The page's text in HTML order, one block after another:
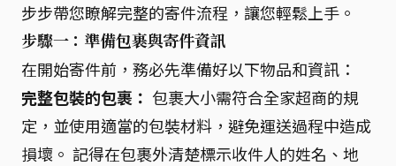
步步帶您瞭解完整的寄件流程，讓您輕鬆上手。
步驟一：準備包裹與寄件資訊
在開始寄件前，務必先準備好以下物品和資訊：
完整包裝的包裹： 包裹大小需符合全家超商的規
定，並使用適當的包裝材料，避免運送過程中造成
損壞。 記得在包裹外清楚標示收件人的姓名、地